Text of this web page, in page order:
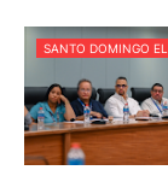
SANTO DOMINGO